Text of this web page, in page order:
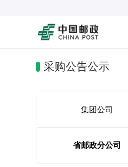
采购公告公示
集团公司
省邮政分公司